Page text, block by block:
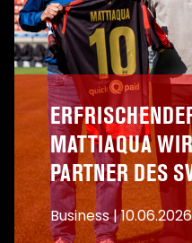
MATTIAQUA
PARTNER DES
Business|10.06.2026